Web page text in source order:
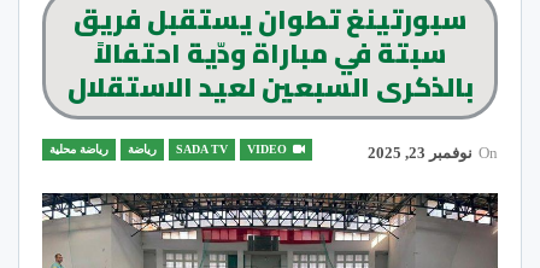
سبورتينغ تطوان يستقبل فريق
سبتة في مباراة ودّية احتفالاً
بالذكرى السبعين لعيد الاستقلال
SADA TV رياضة رياضة محلية On نوفمبر 23, 2025